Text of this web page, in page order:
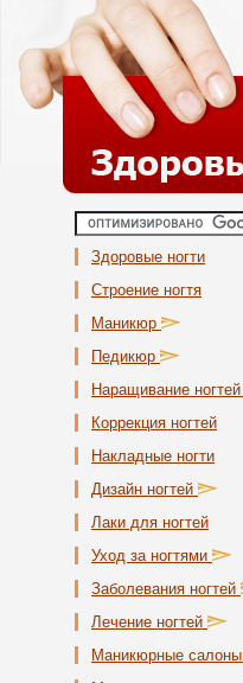
Здоровые ногти
Строение ногтя
Маникюр
Педикюр
Наращивание ногтей
Коррекция ногтей
Накладные ногти
Дизайн ногтей
Лаки для ногтей
Уход за ногтями
Заболевания ногтей
Лечение ногтей
Маникюрные салоны